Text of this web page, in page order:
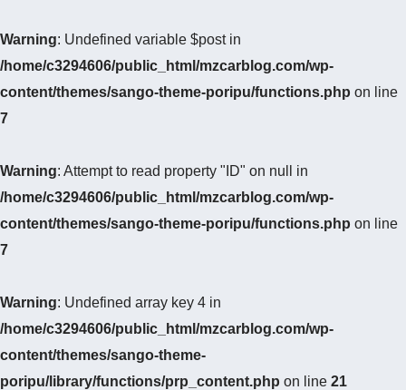
Warning: Undefined variable $post in
/home/c3294606/public_html/mzcarblog.com/wp-
content/themes/sango-theme-poripu/functions.php on line
7
Warning: Attempt to read property "ID" on null in
/home/c3294606/public_html/mzcarblog.com/wp-
content/themes/sango-theme-poripu/functions.php on line
7
Warning: Undefined array key 4 in
/home/c3294606/public_html/mzcarblog.com/wp-
content/themes/sango-theme-
poripu/library/functions/prp_content.php on line 21